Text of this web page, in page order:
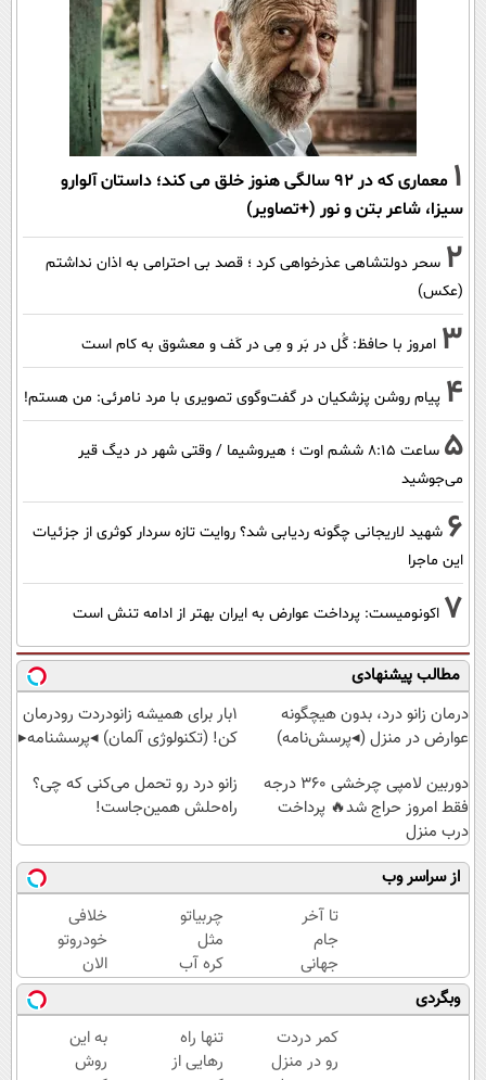
1
معماری که در 92 سالگی هنوز خلق می کند؛ داستان آلوارو
سیزا، شاعر بتن و نور (+تصاویر)
2 سحر دولتشاهی عذرخواهی کرد ؛ قصد بی احترامی به اذان نداشتم
(عکس)
3 امروز با حافظ: گُل در بَر و مِی در کَف و معشوق به کام است
4 پیام روشن پزشکیان در گفت‌و‌گوی تصویری با مرد نامرئی: من هستم!
5
ساعت ۸:۱۵ ششم اوت ؛ هیروشیما / وقتی شهر در دیگ قیر
می‌جوشید
6 شهید لاریجانی چگونه ردیابی شد؟ روایت تازه سردار کوثری از جزئیات
این ماجرا
7 اکونومیست: پرداخت عوارض به ایران بهتر از ادامه تنش است
مطالب پیشنهادی
درمان زانو درد، بدون هیچگونه
عوارض در منزل (◂پرسش‌نامه)
1بار برای همیشه زانودردت رودرمان
کن! (تکنولوژی آلمان) ◂پرسشنامه▸
دوربین لامپی چرخشی 360 درجه
فقط امروز حراج شد🔥 پرداخت
درب منزل
زانو درد رو تحمل می‌کنی که چی؟
راه‌حلش همین‌جاست!
از سراسر وب
تا آخر
جام
جهانی
با پودر
جلبک7
کیلو
لاغر
چربیاتو
مثل
کره آب
کن🔥
تخفیف
رو از
دست
خلافی
خودروتو
الان
ببین، با
پلاک و
کد
ملی،
وبگردی
کمر دردت
رو در منزل
تنها راه
رهایی از
به این
روش